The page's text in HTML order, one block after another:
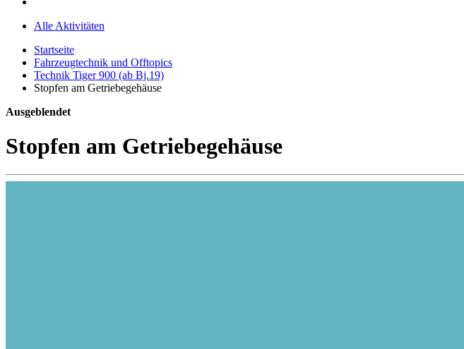
Alle Aktivitäten
Startseite
Fahrzeugtechnik und Offtopics
Technik Tiger 900 (ab Bj.19)
Stopfen am Getriebegehäuse
Ausgeblendet
Stopfen am Getriebegehäuse